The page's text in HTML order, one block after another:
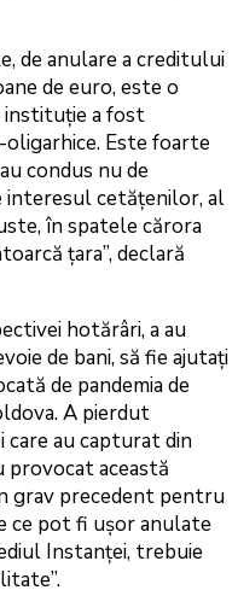
de anulare a creditului
de euro, este o
instituție a fost
Este foarte
condus nu de
interesul cetățenilor, al
în spatele cărora
țara”, declară
hotărâri, a au
de bani, să fie ajutați
de pandemia de
A pierdut
care au capturat din
provocat această
grav precedent pentru
ce pot fi ușor anulate
Instanței, trebuie